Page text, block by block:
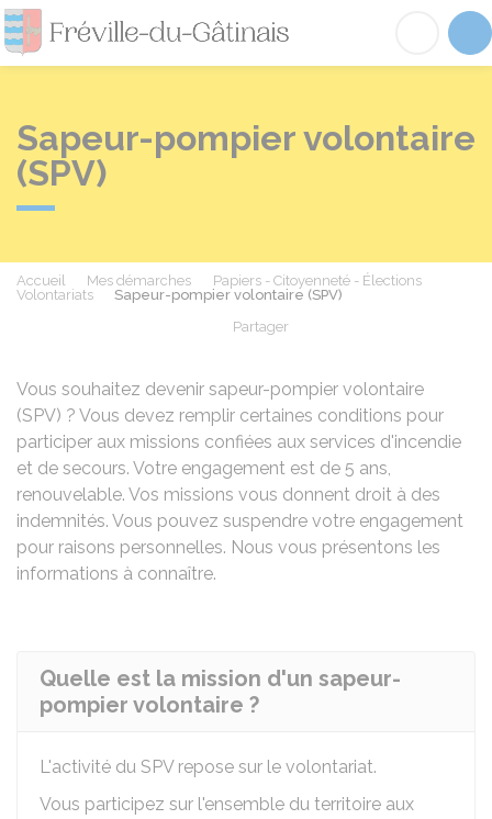
Fréville-du-
Sapeur-pompier volontaire
(SPV)
Accueil Mes démarches
Papiers - Citoyenneté - Élections
Volontariats
Sapeur-pompier volontaire (SPV)
Partager
Vous souhaitez devenir sapeur-pompier volontaire
(SPV) ? Vous devez remplir certaines conditions pour
participer aux missions confiées aux services d'incendie
et de secours. Votre engagement est de 5 ans,
renouvelable. Vos missions vous donnent droit à des
indemnités. Vous pouvez suspendre votre engagement
pour raisons personnelles. Nous vous présentons les
informations à connaître.
Quelle est la mission d'un sapeur-
pompier volontaire ?
L'activité du SPV repose sur le volontariat.
Vous participez sur l'ensemble du territoire aux